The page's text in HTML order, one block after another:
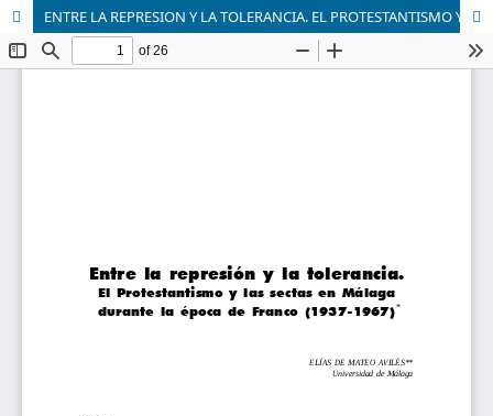
ENTRE LA REPRESION Y LA TOLERANCIA. EL PROTESTANTISMO Y LAS SECTAS EN MÁLAGA DURANTE LA EPOCA DE FRANCO (1937-1967)